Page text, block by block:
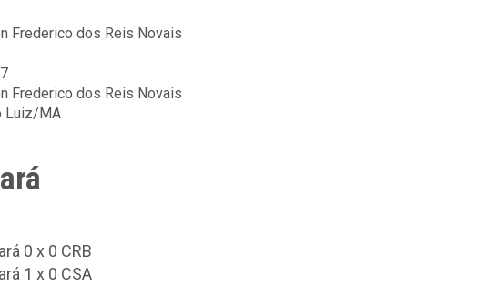
Frederico dos Reis Novais
Frederico dos Reis Novais
Luiz/MA
0 x 0 CRB
1 x 0 CSA